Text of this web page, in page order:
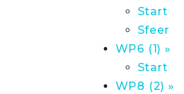
Start
Sfeer
WP6 (1) »
Start
WP8 (2) »